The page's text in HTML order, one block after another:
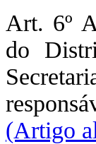
Art. 6º
do
(Artigo